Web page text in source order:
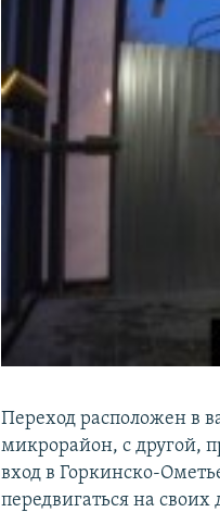
Переход расположен в
микрорайон, с другой,
вход в Горкинско-
передвигаться на